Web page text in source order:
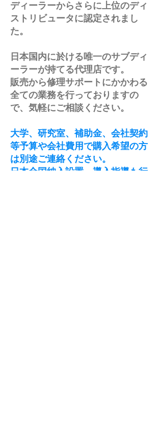
ディーラーからさらに上位のディ
ストリビュータに認定されまし
た。
日本国内に於ける唯一のサブディ
ーラーが持てる代理店です。
販売から修理サポートにかかわる
全ての業務を行っておりますの
で、気軽にご相談ください。
大学、研究室、補助金、会社契約
等予算や会社費用で購入希望の方
は別途ご連絡ください。
日本全国納入設置、導入指導も行